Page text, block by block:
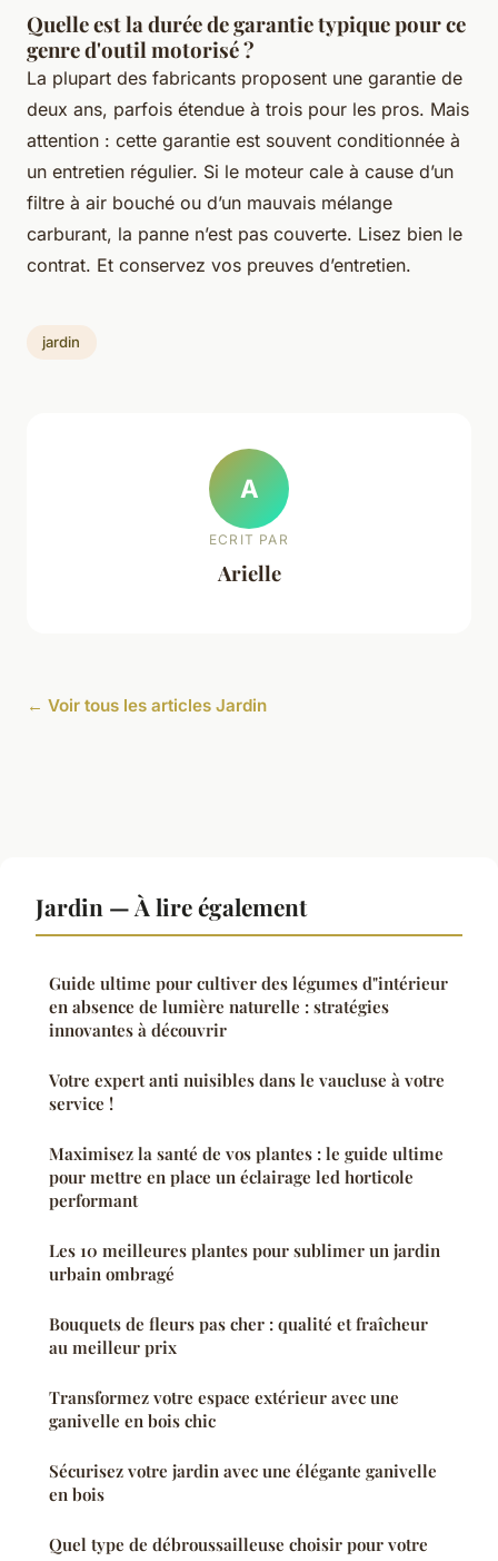
Quelle est la durée de garantie typique pour ce
genre d'outil motorisé ?
La plupart des fabricants proposent une garantie de
deux ans, parfois étendue à trois pour les pros. Mais
attention : cette garantie est souvent conditionnée à
un entretien régulier. Si le moteur cale à cause d’un
filtre à air bouché ou d’un mauvais mélange
carburant, la panne n’est pas couverte. Lisez bien le
contrat. Et conservez vos preuves d’entretien.
jardin
A
ECRIT PAR
Arielle
← Voir tous les articles Jardin
Jardin — À lire également
Guide ultime pour cultiver des légumes d"intérieur
en absence de lumière naturelle : stratégies
innovantes à découvrir
Votre expert anti nuisibles dans le vaucluse à votre
service !
Maximisez la santé de vos plantes : le guide ultime
pour mettre en place un éclairage led horticole
performant
Les 10 meilleures plantes pour sublimer un jardin
urbain ombragé
Bouquets de fleurs pas cher : qualité et fraîcheur
au meilleur prix
Transformez votre espace extérieur avec une
ganivelle en bois chic
Sécurisez votre jardin avec une élégante ganivelle
en bois
Quel type de débroussailleuse choisir pour votre